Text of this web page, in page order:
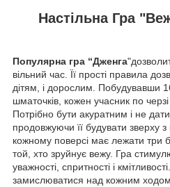
Настільна Гра
Популярна гра “Дженга
вільний час. Її прості правила
дітям, і дорослим. Побудувавши
шматочків, кожен учасник по
Потрібно бути акуратним і не
продовжуючи її будувати зверху
кожному поверсі має лежати три
той, хто зруйнує вежу. Гра
уважності, спритності і
замислюватися над кожним